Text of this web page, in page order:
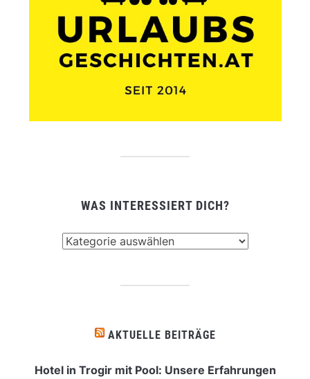
WAS INTERESSIERT DICH?
AKTUELLE BEITRÄGE
Hotel in Trogir mit Pool: Unsere Erfahrungen